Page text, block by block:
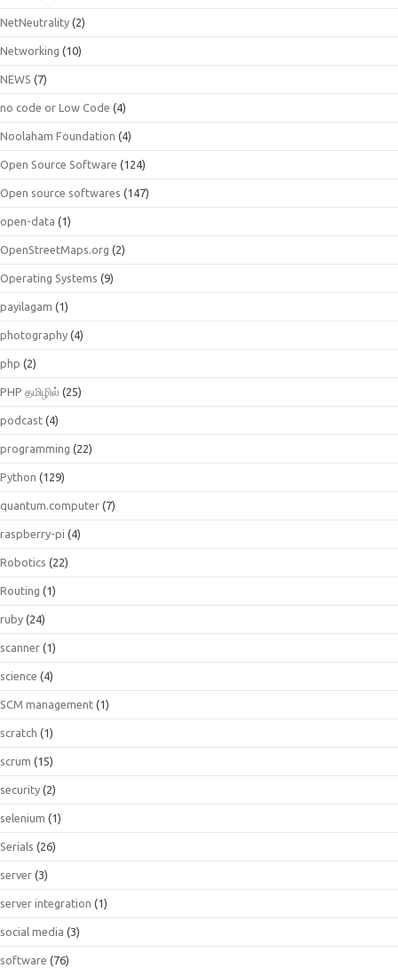
NetNeutrality (2)
Networking (10)
NEWS (7)
no code or Low Code (4)
Noolaham Foundation (4)
Open Source Software (124)
Open source softwares (147)
open-data (1)
OpenStreetMaps.org (2)
Operating Systems (9)
payilagam (1)
photography (4)
php (2)
PHP தமிழில் (25)
podcast (4)
programming (22)
Python (129)
quantum.computer (7)
raspberry-pi (4)
Robotics (22)
Routing (1)
ruby (24)
scanner (1)
science (4)
SCM management (1)
scratch (1)
scrum (15)
security (2)
selenium (1)
Serials (26)
server (3)
server integration (1)
social media (3)
software (76)